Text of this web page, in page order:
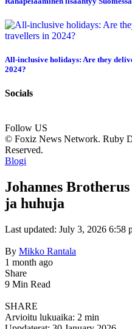
All-inclusive holidays: Are they
2024?
Socials
Follow US
© Foxiz News Network. Ruby
Reserved.
Blogi
Johannes
ja huhuja
Last updated: July 3, 2026 6:58
By Mikko Rantala
1 month ago
Share
9 Min Read
SHARE
Arvioitu lukuaika: 2 min